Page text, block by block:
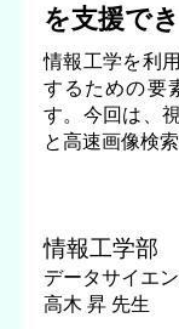
を支援で
情報工学を利
するための要
す。今回は、
と高速画像検
情報工学部
データサイエ
高木 昇 先生